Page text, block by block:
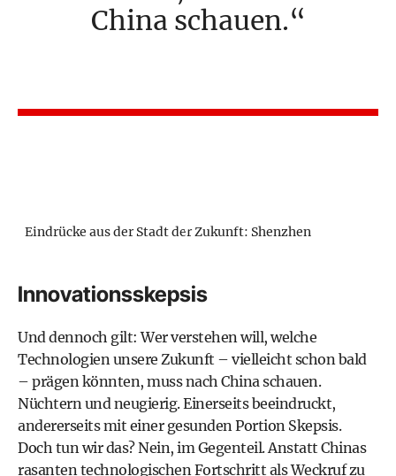
China schauen.
Eindrücke aus der Stadt der Zukunft: Shenzhen
Innovationsskepsis
Und dennoch gilt: Wer verstehen will, welche
Technologien unsere Zukunft – vielleicht schon bald
– prägen könnten, muss nach China schauen.
Nüchtern und neugierig. Einerseits beeindruckt,
andererseits mit einer gesunden Portion Skepsis.
Doch tun wir das? Nein, im Gegenteil. Anstatt Chinas
rasanten technologischen Fortschritt als Weckruf zu